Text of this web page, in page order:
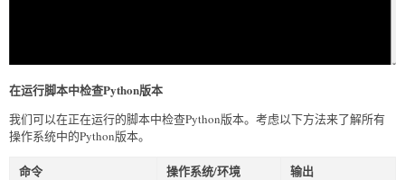
在运行脚本中检查Python版本
我们可以在正在运行的脚本中检查Python版本。考虑以下方法来了解所有
操作系统中的Python版本。
命令 操作系统/环境 输出